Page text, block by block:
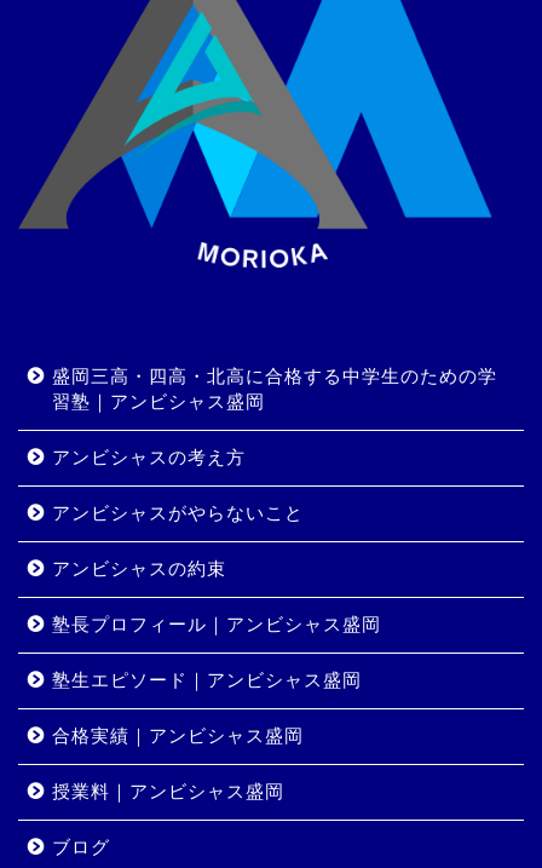
盛岡三高・四高・北高に合格する中学生のための学
習塾｜アンビシャス盛岡
アンビシャスの考え方
アンビシャスがやらないこと
アンビシャスの約束
塾長プロフィール｜アンビシャス盛岡
塾生エピソード｜アンビシャス盛岡
合格実績｜アンビシャス盛岡
授業料｜アンビシャス盛岡
ブログ